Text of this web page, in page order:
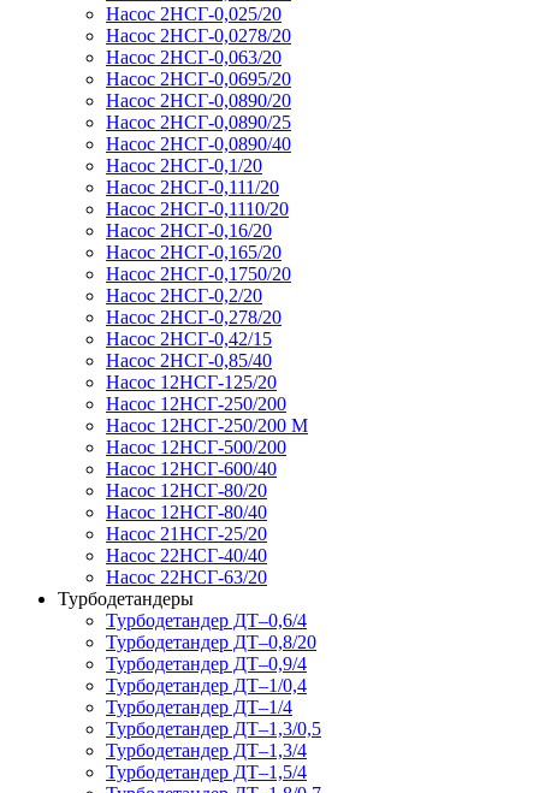
Насос 2НСГ-0,025/20
Насос 2НСГ-0,0278/20
Насос 2НСГ-0,063/20
Насос 2НСГ-0,0695/20
Насос 2НСГ-0,0890/20
Насос 2НСГ-0,0890/25
Насос 2НСГ-0,0890/40
Насос 2НСГ-0,1/20
Насос 2НСГ-0,111/20
Насос 2НСГ-0,1110/20
Насос 2НСГ-0,16/20
Насос 2НСГ-0,165/20
Насос 2НСГ-0,1750/20
Насос 2НСГ-0,2/20
Насос 2НСГ-0,278/20
Насос 2НСГ-0,42/15
Насос 2НСГ-0,85/40
Насос 12НСГ-125/20
Насос 12НСГ-250/200
Насос 12НСГ-250/200 М
Насос 12НСГ-500/200
Насос 12НСГ-600/40
Насос 12НСГ-80/20
Насос 12НСГ-80/40
Насос 21НСГ-25/20
Насос 22НСГ-40/40
Насос 22НСГ-63/20
Турбодетандеры
Турбодетандер ДТ–0,6/4
Турбодетандер ДТ–0,8/20
Турбодетандер ДТ–0,9/4
Турбодетандер ДТ–1/0,4
Турбодетандер ДТ–1/4
Турбодетандер ДТ–1,3/0,5
Турбодетандер ДТ–1,3/4
Турбодетандер ДТ–1,5/4